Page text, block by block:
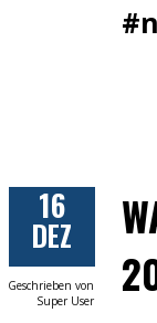
16
DEZ
Geschrieben von
Super User